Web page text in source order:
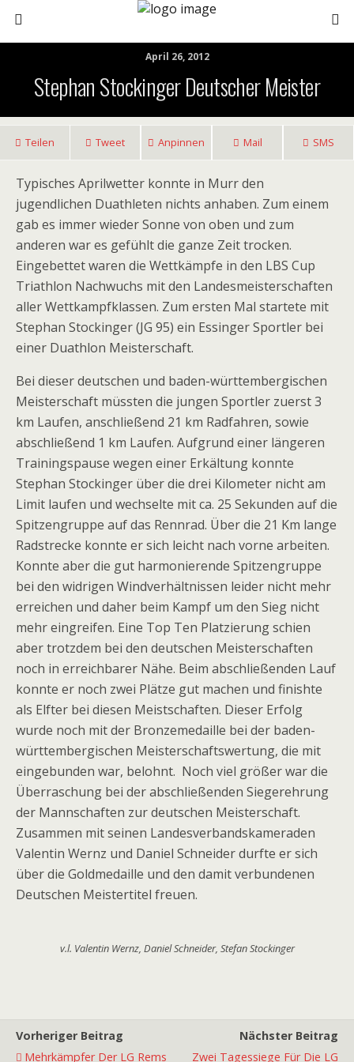
April 26, 2012
Stephan Stockinger Deutscher Meister
Teilen Tweet Anpinnen Mail SMS
Typisches Aprilwetter konnte in Murr den
jugendlichen Duathleten nichts anhaben. Zum einem
gab es immer wieder Sonne von oben und zum
anderen war es gefühlt die ganze Zeit trocken.
Eingebettet waren die Wettkämpfe in den LBS Cup
Triathlon Nachwuchs mit den Landesmeisterschaften
aller Wettkampfklassen. Zum ersten Mal startete mit
Stephan Stockinger (JG 95) ein Essinger Sportler bei
einer Duathlon Meisterschaft.
Bei dieser deutschen und baden-württembergischen
Meisterschaft müssten die jungen Sportler zuerst 3
km Laufen, anschließend 21 km Radfahren, sowie
abschließend 1 km Laufen. Aufgrund einer längeren
Trainingspause wegen einer Erkältung konnte
Stephan Stockinger über die drei Kilometer nicht am
Limit laufen und wechselte mit ca. 25 Sekunden auf die
Spitzengruppe auf das Rennrad. Über die 21 Km lange
Radstrecke konnte er sich leicht nach vorne arbeiten.
Konnte aber die gut harmonierende Spitzengruppe
bei den widrigen Windverhältnissen leider nicht mehr
erreichen und daher beim Kampf um den Sieg nicht
mehr eingreifen. Eine Top Ten Platzierung schien
aber trotzdem bei den deutschen Meisterschaften
noch in erreichbarer Nähe. Beim abschließenden Lauf
konnte er noch zwei Plätze gut machen und finishte
als Elfter bei diesen Meistschaften. Dieser Erfolg
wurde noch mit der Bronzemedaille bei der baden-
württembergischen Meisterschaftswertung, die mit
eingebunden war, belohnt. Noch viel größer war die
Überraschung bei der abschließenden Siegerehrung
der Mannschaften zur deutschen Meisterschaft.
Zusammen mit seinen Landesverbandskameraden
Valentin Wernz und Daniel Schneider durfte er sich
über die Goldmedaille und den damit verbundenen
Deutschen Meistertitel freuen.
v.l. Valentin Wernz, Daniel Schneider, Stefan Stockinger
Vorheriger Beitrag
Mehrkämpfer Der LG Rems
Nächster Beitrag
Zwei Tagessiege Für Die LG